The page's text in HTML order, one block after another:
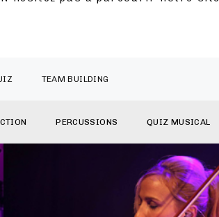
TEAM BUILDING
PERCUSSIONS QUIZ MUSICAL